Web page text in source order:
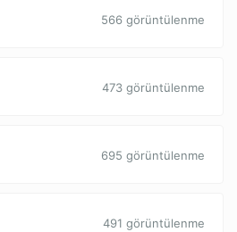
566 görüntülenme
473 görüntülenme
695 görüntülenme
491 görüntülenme